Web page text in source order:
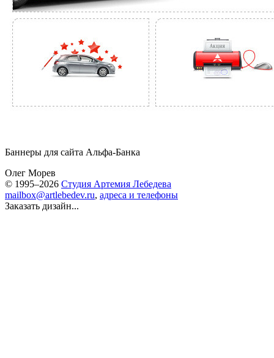
Баннеры для сайта Альфа-Банка
Олег Морев
© 1995–2026 Студия Артемия Лебедева
mailbox@artlebedev.ru, адреса и телефоны
Заказать дизайн...